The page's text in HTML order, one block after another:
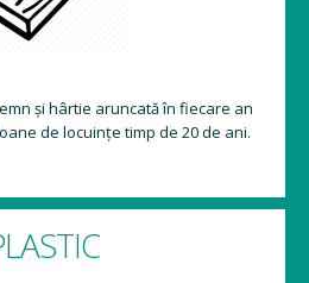
și hârtie aruncată în fiecare an
de locuințe timp de 20 de ani.